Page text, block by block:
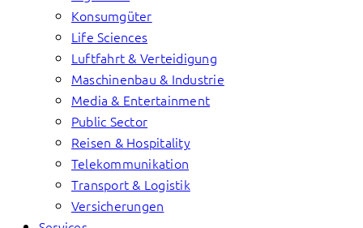
Konsumgüter
Life Sciences
Luftfahrt & Verteidigung
Maschinenbau & Industrie
Media & Entertainment
Public Sector
Reisen & Hospitality
Telekommunikation
Transport & Logistik
Versicherungen